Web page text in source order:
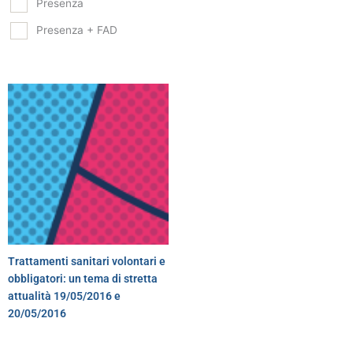
Presenza
Presenza + FAD
Trattamenti sanitari volontari e
obbligatori: un tema di stretta
attualità 19/05/2016 e
20/05/2016